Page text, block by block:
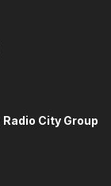
Radio City Group